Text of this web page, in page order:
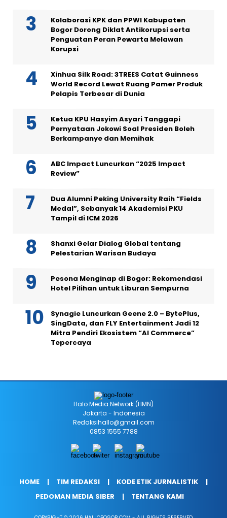
Kolaborasi KPK dan PPWI Kabupaten
Bogor Dorong Diklat Antikorupsi serta
Penguatan Peran Pewarta Melawan
Korupsi
Xinhua Silk Road: 3TREES Catat Guinness
World Record Lewat Ruang Pamer Produk
Pelapis Terbesar di Dunia
Ketua KPU Hasyim Asyari Tanggapi
Pernyataan Jokowi Soal Presiden Boleh
Berkampanye dan Memihak
ABC Impact Luncurkan “2025 Impact
Review”
Dua Alumni Peking University Raih “Fields
Medal”, Sebanyak 14 Akademisi PKU
Tampil di ICM 2026
Shanxi Gelar Dialog Global tentang
Pelestarian Warisan Budaya
Pesona Menginap di Bogor: Rekomendasi
Hotel Pilihan untuk Liburan Sempurna
Synagie Luncurkan Geene 2.0 – BytePlus,
SingData, dan FLY Entertainment Jadi 12
Mitra Pendiri Ekosistem “AI Commerce”
Tepercaya
Halo Media Network (HMN)
Jakarta - Indonesia
Redaksihallo@gmail.com
0853 1555 7788
HOME TIM REDAKSI
KODE ETIK JURNALISTIK
PEDOMAN MEDIA SIBER
TENTANG KAMI